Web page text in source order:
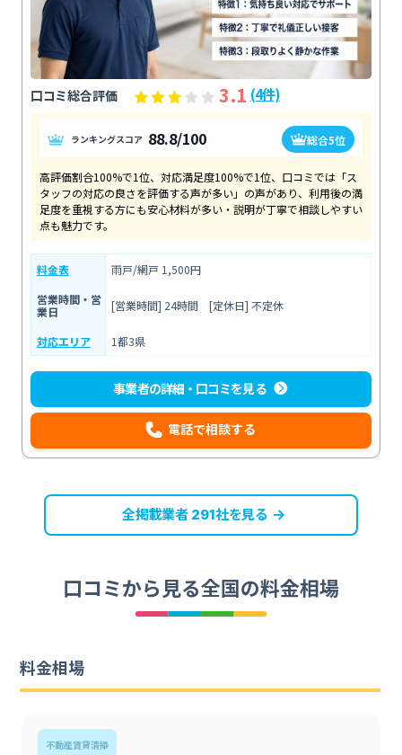
口コミ総合評価 3.1 (4件)
ランキングスコア 88.8/100 総合5位
高評価割合100%で1位、対応満足度100%で1位、口コミでは「ス
タッフの対応の良さを評価する声が多い」の声があり、利用後の満
足度を重視する方にも安心材料が多い・説明が丁寧で相談しやすい
点も魅力です。
料金表
雨戸/網戸 1,500円
営業時間・営
業日
[営業時間] 24時間 [定休日] 不定休
対応エリア 1都3県
事業者の詳細・口コミを見る
電話で相談する
全掲載業者 291社を見る
口コミから見る全国の料金相場
料金相場
不動産賃貸清掃